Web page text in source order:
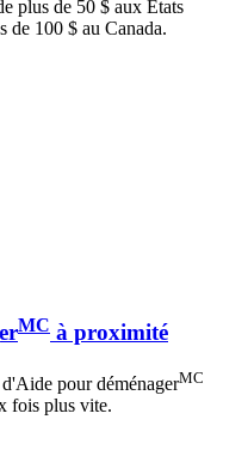
plus de 50 $ aux États
de 100 $ au Canada.
MC à proximité
pour déménagerMC
fois plus vite.